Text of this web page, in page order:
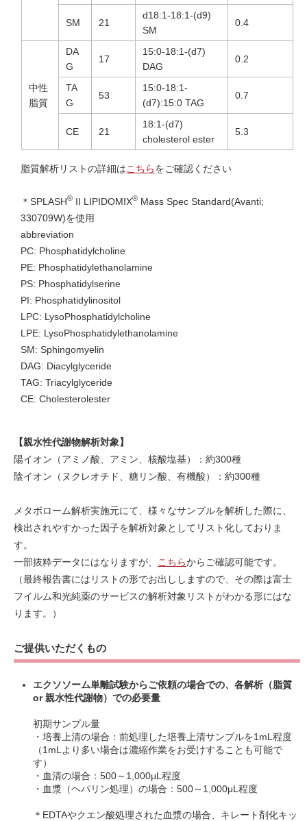
SM 21
d18:1-18:1-(d9)
SM
0.4
中性
脂質
DA
G
17
15:0-18:1-(d7)
DAG
0.2
TA
G
53
15:0-18:1-
(d7):15:0 TAG
0.7
CE 21
18:1-(d7)
cholesterol ester
5.3
脂質解析リストの詳細はこちらをご確認ください
＊SPLASH® II LIPIDOMIX® Mass Spec Standard(Avanti;
330709W)を使用
abbreviation
PC: Phosphatidylcholine
PE: Phosphatidylethanolamine
PS: Phosphatidylserine
PI: Phosphatidylinositol
LPC: LysoPhosphatidylcholine
LPE: LysoPhosphatidylethanolamine
SM: Sphingomyelin
DAG: Diacylglyceride
TAG: Triacylglyceride
CE: Cholesterolester
【親水性代謝物解析対象】
陽イオン（アミノ酸、アミン、核酸塩基）：約300種
陰イオン（ヌクレオチド、糖リン酸、有機酸）：約300種
メタボローム解析実施元にて、様々なサンプルを解析した際に、
検出されやすかった因子を解析対象としてリスト化しておりま
す。
一部抜粋データにはなりますが、
こちらからご確認可能です。
（最終報告書にはリストの形でお出ししますので、その際は富士
フイルム和光純薬のサービスの解析対象リストがわかる形にはな
ります。）
ご提供いただくもの
エクソソーム単離試験からご依頼の場合での、各解析（脂質
or 親水性代謝物）での必要量
初期サンプル量
・培養上清の場合：前処理した培養上清サンプルを1mL程度
（1mLより多い場合は濃縮作業をお受けすることも可能で
す）
・血清の場合：500～1,000μL程度
・血漿（ヘパリン処理）の場合：500～1,000μL程度
＊EDTAやクエン酸処理された血漿の場合、キレート剤化キッ